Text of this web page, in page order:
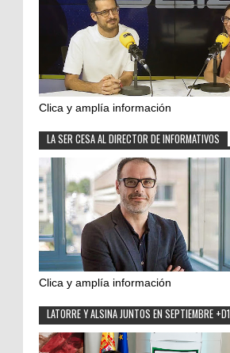
Clica y amplía información
LA SER CESA AL DIRECTOR DE INFORMATIVOS
Clica y amplía información
LATORRE Y ALSINA JUNTOS EN SEPTIEMBRE +D1